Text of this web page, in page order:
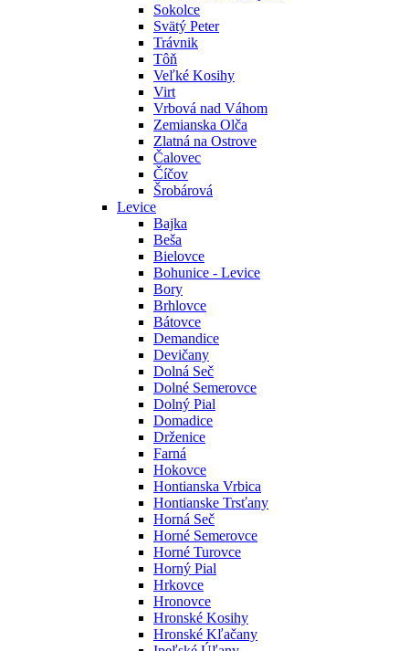
Sokolce
Svätý Peter
Trávnik
Tôň
Veľké Kosihy
Virt
Vrbová nad Váhom
Zemianska Olča
Zlatná na Ostrove
Čalovec
Číčov
Šrobárová
Levice
Bajka
Beša
Bielovce
Bohunice - Levice
Bory
Brhlovce
Bátovce
Demandice
Devičany
Dolná Seč
Dolné Semerovce
Dolný Pial
Domadice
Drženice
Farná
Hokovce
Hontianska Vrbica
Hontianske Trsťany
Horná Seč
Horné Semerovce
Horné Turovce
Horný Pial
Hrkovce
Hronovce
Hronské Kosihy
Hronské Kľačany